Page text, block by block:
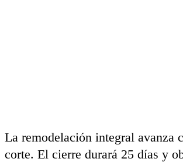
La remodelación integral avanza
corte. El cierre durará 25 días y